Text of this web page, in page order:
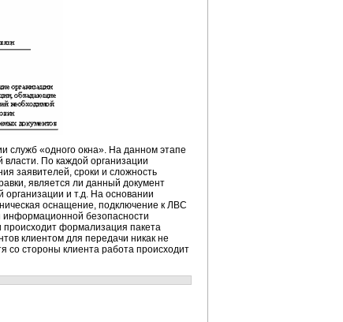
служб «одного окна». На данном этапе
По каждой организации
заявителей, сроки и сложность
является ли данный документ
и т.д. На основании
оснащение, подключение к ЛВС
информационной безопасности
происходит формализация пакета
клиентом для передачи никак не
со стороны клиента работа происходит